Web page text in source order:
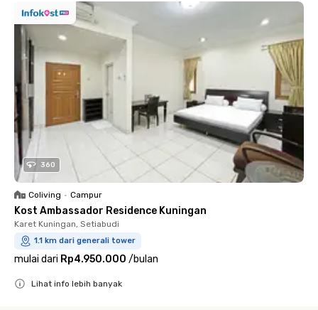
360
Coliving • Campur
Kost Ambassador Residence Kuningan
Karet Kuningan, Setiabudi
1.1 km dari generali tower
mulai dari Rp4.950.000 /bulan
Lihat info lebih banyak